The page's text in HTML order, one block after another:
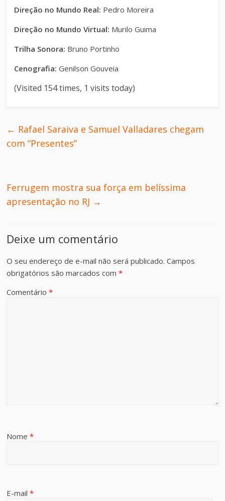
Direção no Mundo Real: Pedro Moreira
Direção no Mundo Virtual: Murilo Guima
Trilha Sonora: Bruno Portinho
Cenografia: Genilson Gouveia
(Visited 154 times, 1 visits today)
← Rafael Saraiva e Samuel Valladares chegam
com “Presentes”
Ferrugem mostra sua força em belíssima
apresentação no RJ →
Deixe um comentário
O seu endereço de e-mail não será publicado. Campos
obrigatórios são marcados com*
Comentário*
Nome*
E-mail*